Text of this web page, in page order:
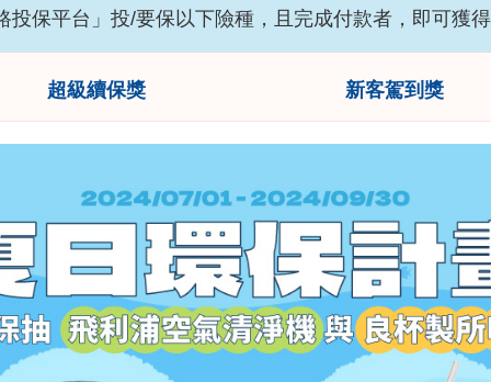
保平台」投/要保以下險種，且完成付款者，即可獲
超級續保獎 新客駕到獎